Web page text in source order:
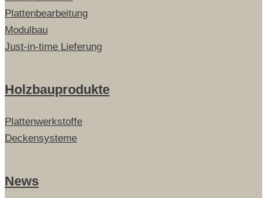
Plattenbearbeitung
Modulbau
Just-in-time Lieferung
Holzbauprodukte
Plattenwerkstoffe
Deckensysteme
News